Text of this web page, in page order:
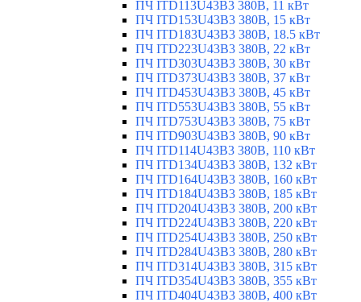
ПЧ ITD113U43B3 380В, 11 кВт
ПЧ ITD153U43B3 380В, 15 кВт
ПЧ ITD183U43B3 380В, 18.5 кВт
ПЧ ITD223U43B3 380В, 22 кВт
ПЧ ITD303U43B3 380В, 30 кВт
ПЧ ITD373U43B3 380В, 37 кВт
ПЧ ITD453U43B3 380В, 45 кВт
ПЧ ITD553U43B3 380В, 55 кВт
ПЧ ITD753U43B3 380В, 75 кВт
ПЧ ITD903U43B3 380В, 90 кВт
ПЧ ITD114U43B3 380В, 110 кВт
ПЧ ITD134U43B3 380В, 132 кВт
ПЧ ITD164U43B3 380В, 160 кВт
ПЧ ITD184U43B3 380В, 185 кВт
ПЧ ITD204U43B3 380В, 200 кВт
ПЧ ITD224U43B3 380В, 220 кВт
ПЧ ITD254U43B3 380В, 250 кВт
ПЧ ITD284U43B3 380В, 280 кВт
ПЧ ITD314U43B3 380В, 315 кВт
ПЧ ITD354U43B3 380В, 355 кВт
ПЧ ITD404U43B3 380В, 400 кВт